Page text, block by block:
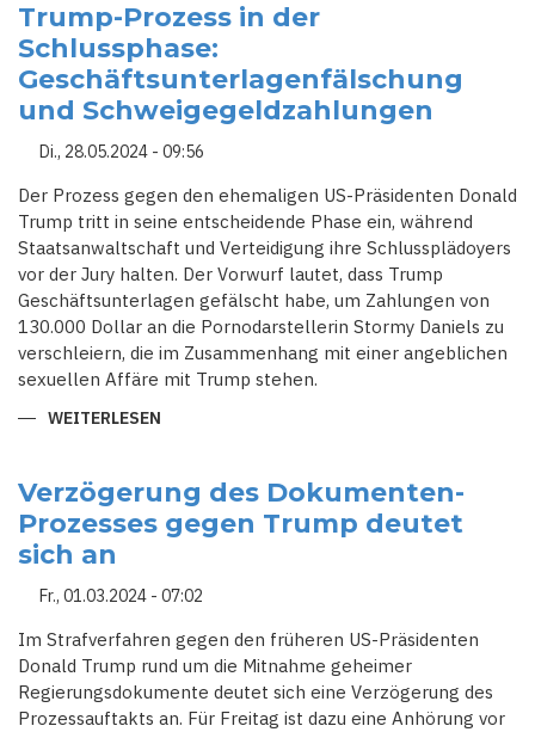
Trump-Prozess in der
Schlussphase:
Geschäftsunterlagenfälschung
und Schweigegeldzahlungen
Di., 28.05.2024 - 09:56
Der Prozess gegen den ehemaligen US-Präsidenten Donald
Trump tritt in seine entscheidende Phase ein, während
Staatsanwaltschaft und Verteidigung ihre Schlussplädoyers
vor der Jury halten. Der Vorwurf lautet, dass Trump
Geschäftsunterlagen gefälscht habe, um Zahlungen von
130.000 Dollar an die Pornodarstellerin Stormy Daniels zu
verschleiern, die im Zusammenhang mit einer angeblichen
sexuellen Affäre mit Trump stehen.
WEITERLESEN
DER
SCHLUSSPHASE:
GESCHÄFTSUNTERLAGENFÄLSCHUNG
UND
Verzögerung des Dokumenten-
Prozesses gegen Trump deutet
sich an
Fr., 01.03.2024 - 07:02
Im Strafverfahren gegen den früheren US-Präsidenten
Donald Trump rund um die Mitnahme geheimer
Regierungsdokumente deutet sich eine Verzögerung des
Prozessauftakts an. Für Freitag ist dazu eine Anhörung vor